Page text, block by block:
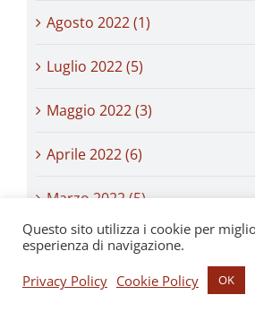
Agosto 2022 (1)
Luglio 2022 (5)
Maggio 2022 (3)
Aprile 2022 (6)
Marzo 2022 (5)
Febbraio 2022 (4)
Gennaio 2022 (8)
Questo sito utilizza i cookie per
esperienza di navigazione.
Privacy Policy Cookie Policy OK